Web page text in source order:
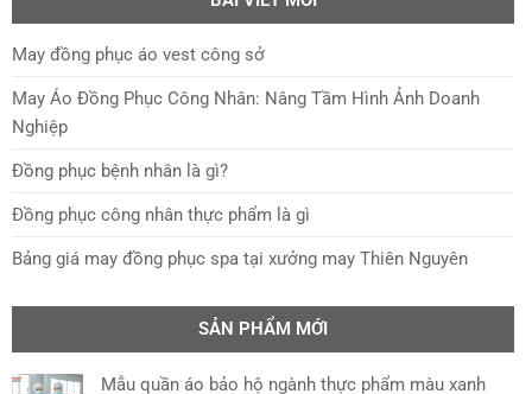
May đồng phục áo vest công sở
May Áo Đồng Phục Công Nhân: Nâng Tầm Hình Ảnh Doanh
Nghiệp
Đồng phục bệnh nhân là gì?
Đồng phục công nhân thực phẩm là gì
Bảng giá may đồng phục spa tại xưởng may Thiên Nguyên
SẢN PHẨM MỚI
Mẫu quần áo bảo hộ ngành thực phẩm màu xanh